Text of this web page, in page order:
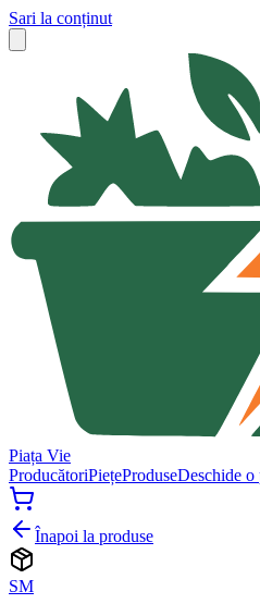
Sari la conținut
Piața Vie
ProducătoriPiețeProduseDeschide o
Înapoi la produse
SM